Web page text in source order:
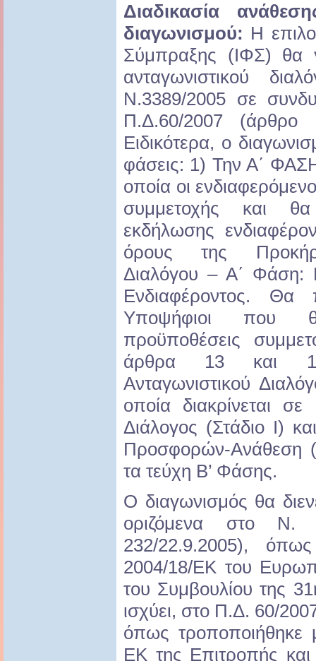
Διαδικασία
διαγωνισμού: Η
Σύμπραξης (ΙΦΣ) θα
ανταγωνιστικού
Ν.3389/2005 σε
Π.Δ.60/2007 (άρθρο
Ειδικότερα, ο
φάσεις: 1) Την Α΄
οποία οι
συμμετοχής και
εκδήλωσης
όρους της
Διαλόγου – Α΄ Φάση:
Ενδιαφέροντος. Θα
Υποψήφιοι που
προϋποθέσεις
άρθρα 13 και
Ανταγωνιστικού
οποία διακρίνεται
Διάλογος (Στάδιο Ι)
Προσφορών-Ανάθεση
τα τεύχη Β’ Φάσης.
O διαγωνισμός θα
οριζόμενα στο
232/22.9.2005),
2004/18/ΕΚ του
του Συμβουλίου της
ισχύει, στο Π.Δ. 60/
όπως τροποποιήθηκε
ΕΚ της Επιτροπής